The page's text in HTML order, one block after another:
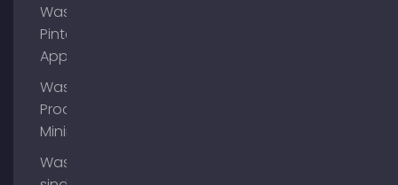
Was ist
Pinterest
App?
Was ist
Process
Mining?
Was